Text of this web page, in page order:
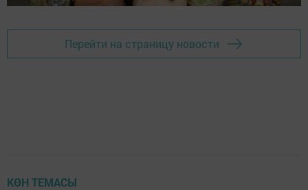
Перейти на страницу новости
КӨН ТЕМАСЫ